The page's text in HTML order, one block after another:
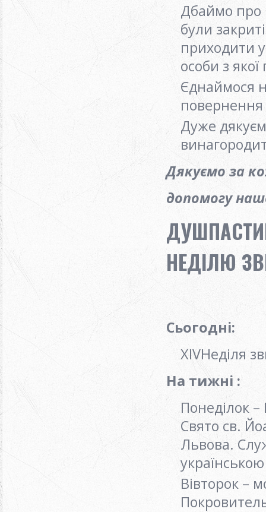
Дбаймо про
були
приходити
особи з
Єднаймося
повернення
Дуже
Дякуємо за
допомогу
НЕДІЛЮ
Сьогодні:
ХIVНеділя
На тижні :
Понеділок
Свято св.
Львова.
Вівторок –